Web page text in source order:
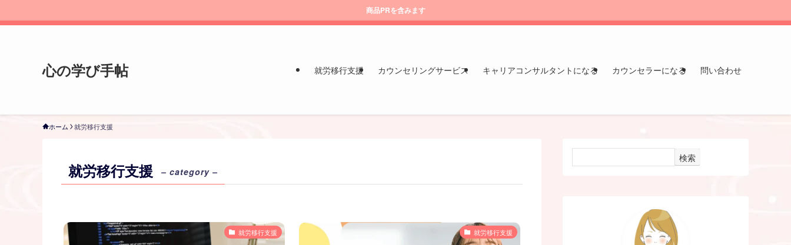
商品PRを含みます
心の学び手帖 就労移行支援 カウンセリングサービス キャリアコンサルタントになる カウンセラーになる 問い合わせ
ホーム 就労移行支援
就労移行支援 – category –
就労移行支援 就労移行支援
検索